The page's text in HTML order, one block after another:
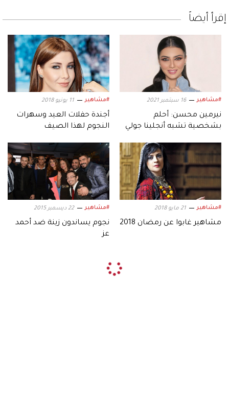
إقرأ أيضاً
#مشاهير 16 سبتمبر 2021
نيرمين محسن: أحلم
بشخصية تشبه أنجلينا جولي
#مشاهير 11 يونيو 2018
أجندة حفلات العيد وسهرات
النجوم لهذا الصيف
#مشاهير 21 مايو 2018
مشاهير غابوا عن رمضان 2018
#مشاهير 22 ديسمبر 2015
نجوم يساندون زينة ضد أحمد
عز